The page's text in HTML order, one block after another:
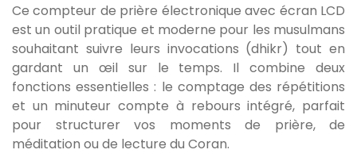
Ce compteur de prière électronique avec écran LCD
est un outil pratique et moderne pour les musulmans
souhaitant suivre leurs invocations (dhikr) tout en
gardant un œil sur le temps. Il combine deux
fonctions essentielles : le comptage des répétitions
et un minuteur compte à rebours intégré, parfait
pour structurer vos moments de prière, de
méditation ou de lecture du Coran.